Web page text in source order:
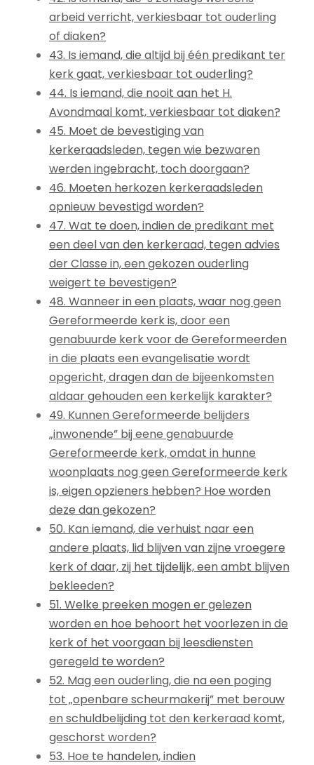
arbeid verricht, verkiesbaar tot ouderling
of diaken?
43. Is iemand, die altijd bij één predikant ter
kerk gaat, verkiesbaar tot ouderling?
44. Is iemand, die nooit aan het H.
Avondmaal komt, verkiesbaar tot diaken?
45. Moet de bevestiging van
kerkeraadsleden, tegen wie bezwaren
werden ingebracht, toch doorgaan?
46. Moeten herkozen kerkeraadsleden
opnieuw bevestigd worden?
47. Wat te doen, indien de predikant met
een deel van den kerkeraad, tegen advies
der Classe in, een gekozen ouderling
weigert te bevestigen?
48. Wanneer in een plaats, waar nog geen
Gereformeerde kerk is, door een
genabuurde kerk voor de Gereformeerden
in die plaats een evangelisatie wordt
opgericht, dragen dan de bijeenkomsten
aldaar gehouden een kerkelijk karakter?
49. Kunnen Gereformeerde belijders
„inwonende” bij eene genabuurde
Gereformeerde kerk, omdat in hunne
woonplaats nog geen Gereformeerde kerk
is, eigen opzieners hebben? Hoe worden
deze dan gekozen?
50. Kan iemand, die verhuist naar een
andere plaats, lid blijven van zijne vroegere
kerk of daar, zij het tijdelijk, een ambt blijven
bekleeden?
51. Welke preeken mogen er gelezen
worden en hoe behoort het voorlezen in de
kerk of het voorgaan bij leesdiensten
geregeld te worden?
52. Mag een ouderling, die na een poging
tot „openbare scheurmakerij” met berouw
en schuldbelijding tot den kerkeraad komt,
geschorst worden?
53. Hoe te handelen, indien